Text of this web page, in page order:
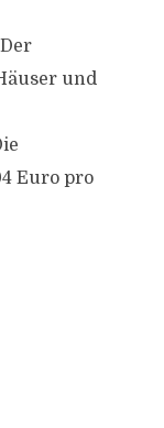
und
Euro pro